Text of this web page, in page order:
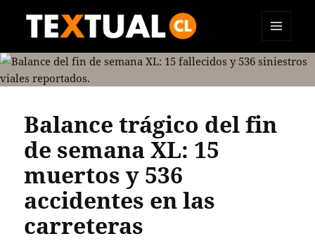
TEXTUAL
Y
Balance trágico del fin
de semana XL: 15
muertos y 536
accidentes en las
carreteras